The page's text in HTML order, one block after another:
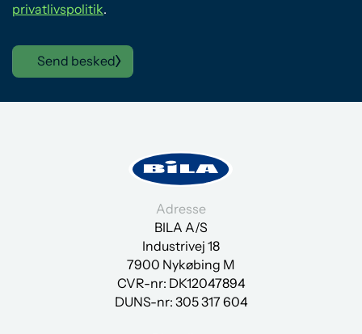
privatlivspolitik.
Send besked
Adresse
BILA A/S
Industrivej 18
7900 Nykøbing M
CVR-nr: DK12047894
DUNS-nr: 305 317 604